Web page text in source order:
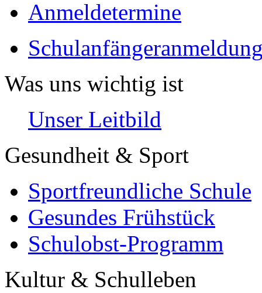
Anmeldetermine
Was uns wichtig ist
Unser Leitbild
Gesundheit & Sport
Sportfreundliche Schule
Gesundes Frühstück
Schulobst-Programm
Kultur & Schulleben